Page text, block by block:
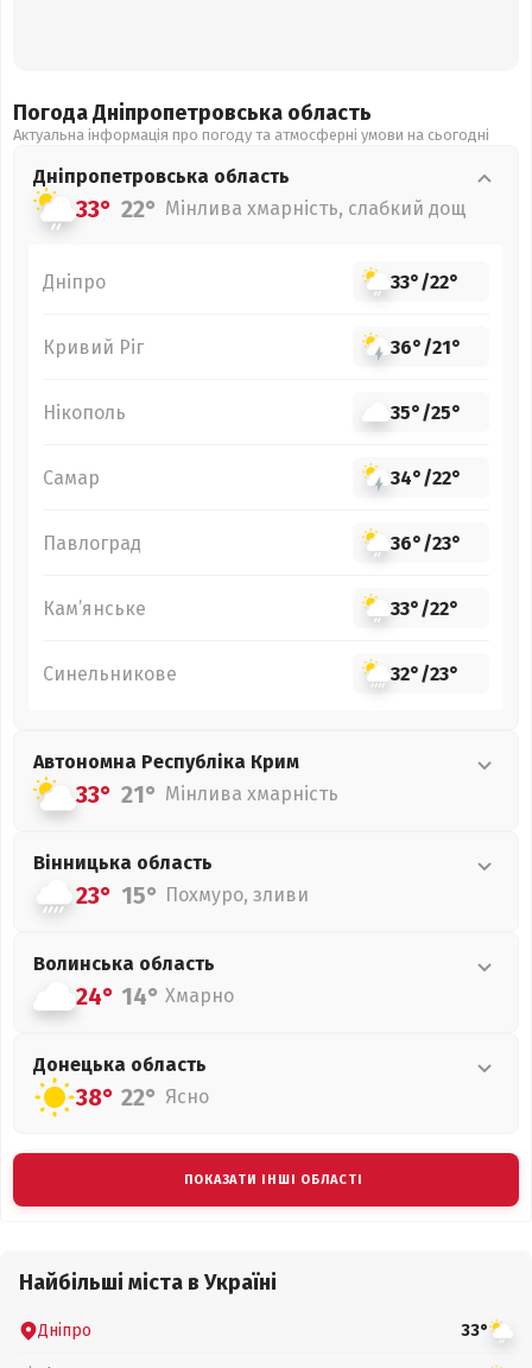
Погода Дніпропетровська область
Актуальна інформація про погоду та атмосферні умови на сьогодні
Дніпропетровська область
33° 22° Мінлива хмарність, слабкий дощ
Дніпро 33°/22°
Кривий Ріг 36°/21°
Нікополь 35°/25°
Самар 34°/22°
Павлоград 36°/23°
Кам’янське 33°/22°
Синельникове 32°/23°
Автономна Республіка Крим
33° 21° Мінлива хмарність
Вінницька область
23° 15° Похмуро, зливи
Волинська область
24° 14° Хмарно
Донецька область
38° 22° Ясно
ПОКАЗАТИ ІНШІ ОБЛАСТІ
Найбільші міста в Україні
Дніпро 33°